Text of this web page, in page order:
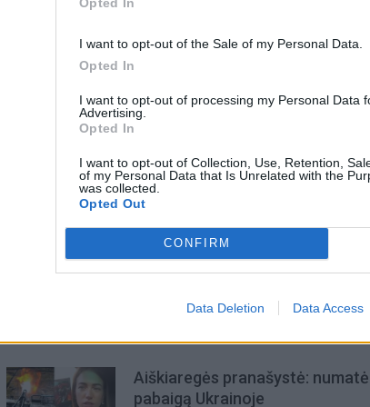
I want to opt-out of the Sale of my Personal Data.
Opted In
I want to opt-out of processing my Personal Data
Advertising.
Opted In
I want to opt-out of Collection, Use, Retention,
of my Personal Data that Is Unrelated with the
was collected.
Opted Out
CONFIRM
Data Deletion Data Access
Į Klaipėdą iš emigracijos grįžusi Karina
Kučinskienė įvardijo didžiausią savo
užtenka
Aiškiaregės pranašystė:
pabaigą Ukrainoje